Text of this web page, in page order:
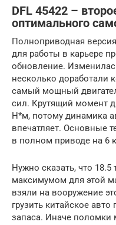
DFL 45422 –
оптимального
Полноприводная
для работы в карьере
обновление.
несколько доработали
самый мощный
сил. Крутящий момент
Н*м, потому динамика
впечатляет. Основные
в полном приводе на 6
Нужно сказать, что
максимумом для этой
взяли на вооружение
грузить китайское
запаса. Иначе